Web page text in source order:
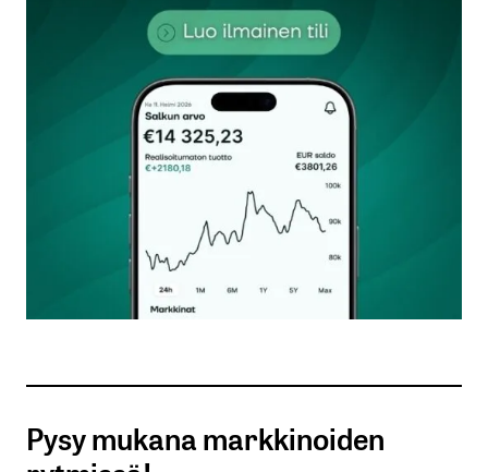
Sähköpostiosoitettasi ei julkaista.Pakolliset
kentät on merkitty*
Kommentti*
Nimesi tai nimimerkkisi
Sähköpostiosoitteesi
Tilaa SalkunRakentajan uutiskirje
Lähetä kommentti
Pysy mukana markkinoiden